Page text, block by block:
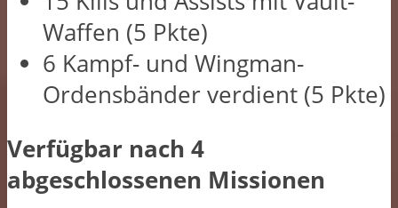
Waffen (5 Pkte)
6 Kampf- und Wingman-
Ordensbänder verdient (5 Pkte)
Verfügbar nach 4
abgeschlossenen Missionen